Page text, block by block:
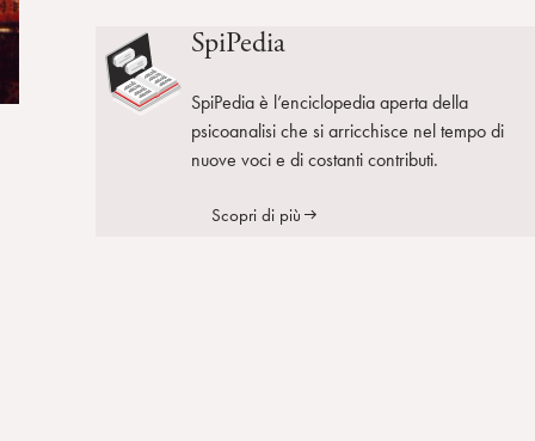
SpiPedia
SpiPedia è l’enciclopedia aperta della
psicoanalisi che si arricchisce nel tempo di
nuove voci e di costanti contributi.
Scopri di più